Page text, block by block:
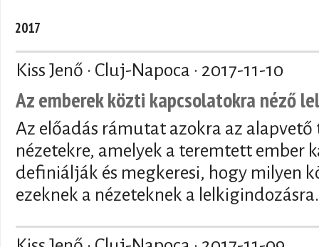
2017
Kiss Jenő · Cluj-Napoca · 2017-11-10
Az emberek közti kapcsolatokra néző
Az előadás rámutat azokra az
nézetekre, amelyek a teremtett ember
definiálják és megkeresi, hogy milyen
ezeknek a nézeteknek a lelkigindozásra.